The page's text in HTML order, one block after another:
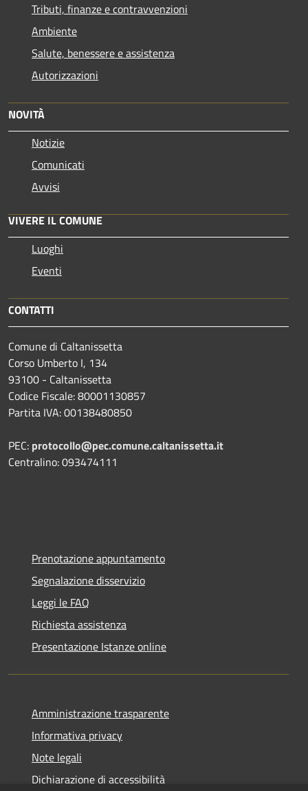
Tributi, finanze e contravvenzioni
Ambiente
Salute, benessere e assistenza
Autorizzazioni
NOVITÀ
Notizie
Comunicati
Avvisi
VIVERE IL COMUNE
Luoghi
Eventi
CONTATTI
Comune di Caltanissetta
Corso Umberto I, 134
93100 - Caltanissetta
Codice Fiscale: 80001130857
Partita IVA: 00138480850
PEC: protocollo@pec.comune.caltanissetta.it
Centralino: 093474111
Prenotazione appuntamento
Segnalazione disservizio
Leggi le FAQ
Richiesta assistenza
Presentazione Istanze online
Amministrazione trasparente
Informativa privacy
Note legali
Dichiarazione di accessibilità